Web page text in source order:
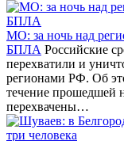
МО: за ночь над
БПЛА Российские
перехватили и
регионами РФ. Об
течение прошедшей
перехвачены…